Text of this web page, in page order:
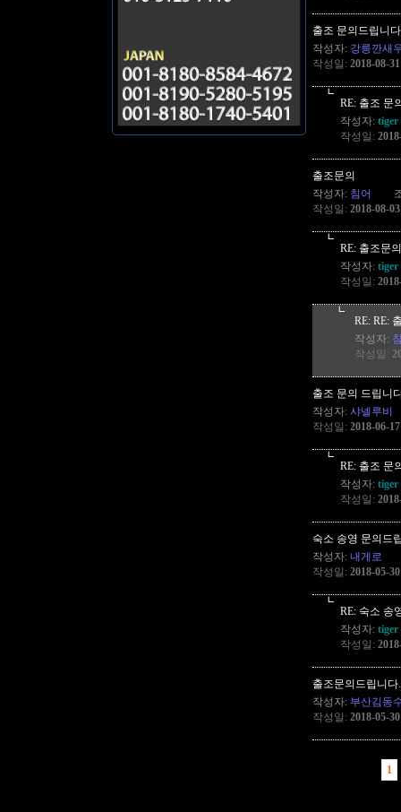
출조 문의드립니
작성자: 강릉깐새
작성일: 2018-08-
┗
RE: 출조 문
작성자: tiger
작성일:
출조문의
작성자: 침어
작성일: 2018-08-
┗
RE: 출조문의
작성자: tiger
작성일:
┗
RE: RE:
작성자:
작성일:
출조 문의 드립니
작성자: 샤넬루비
작성일: 2018-06-
┗
RE: 출조 문
작성자: tiger
작성일:
숙소 송영 문의드
작성자: 내게로
작성일: 2018-05-
┗
RE: 숙소 송
작성자: tiger
작성일:
출조문의드립니다.
작성자: 부산김동
작성일: 2018-05-
1